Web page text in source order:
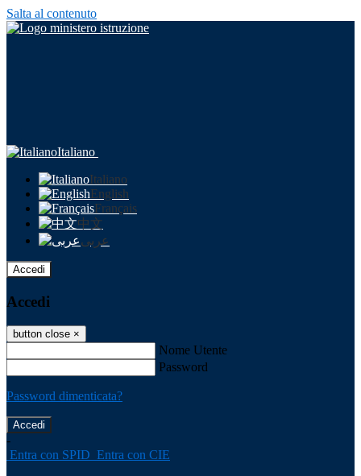
Salta al contenuto
Italiano
Italiano
English
Français
中文
عربى
Accedi
Accedi
button close ×
Nome Utente
Password
Password dimenticata?
-
Entra con SPID Entra con CIE